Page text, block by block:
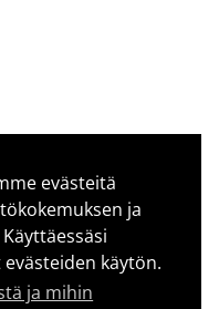
evästeitä
ja
käytön.
ja mihin